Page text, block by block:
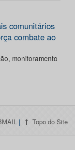
comunitários
combate ao
monitoramento
| Topo do Site